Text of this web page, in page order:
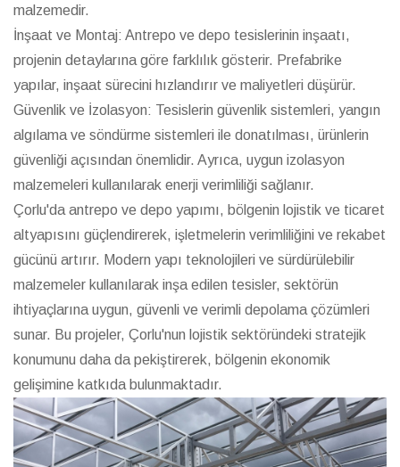
malzemedir.
İnşaat ve Montaj: Antrepo ve depo tesislerinin inşaatı,
projenin detaylarına göre farklılık gösterir. Prefabrike
yapılar, inşaat sürecini hızlandırır ve maliyetleri düşürür.
Güvenlik ve İzolasyon: Tesislerin güvenlik sistemleri, yangın
algılama ve söndürme sistemleri ile donatılması, ürünlerin
güvenliği açısından önemlidir. Ayrıca, uygun izolasyon
malzemeleri kullanılarak enerji verimliliği sağlanır.
Çorlu'da antrepo ve depo yapımı, bölgenin lojistik ve ticaret
altyapısını güçlendirerek, işletmelerin verimliliğini ve rekabet
gücünü artırır. Modern yapı teknolojileri ve sürdürülebilir
malzemeler kullanılarak inşa edilen tesisler, sektörün
ihtiyaçlarına uygun, güvenli ve verimli depolama çözümleri
sunar. Bu projeler, Çorlu'nun lojistik sektöründeki stratejik
konumunu daha da pekiştirerek, bölgenin ekonomik
gelişimine katkıda bulunmaktadır.